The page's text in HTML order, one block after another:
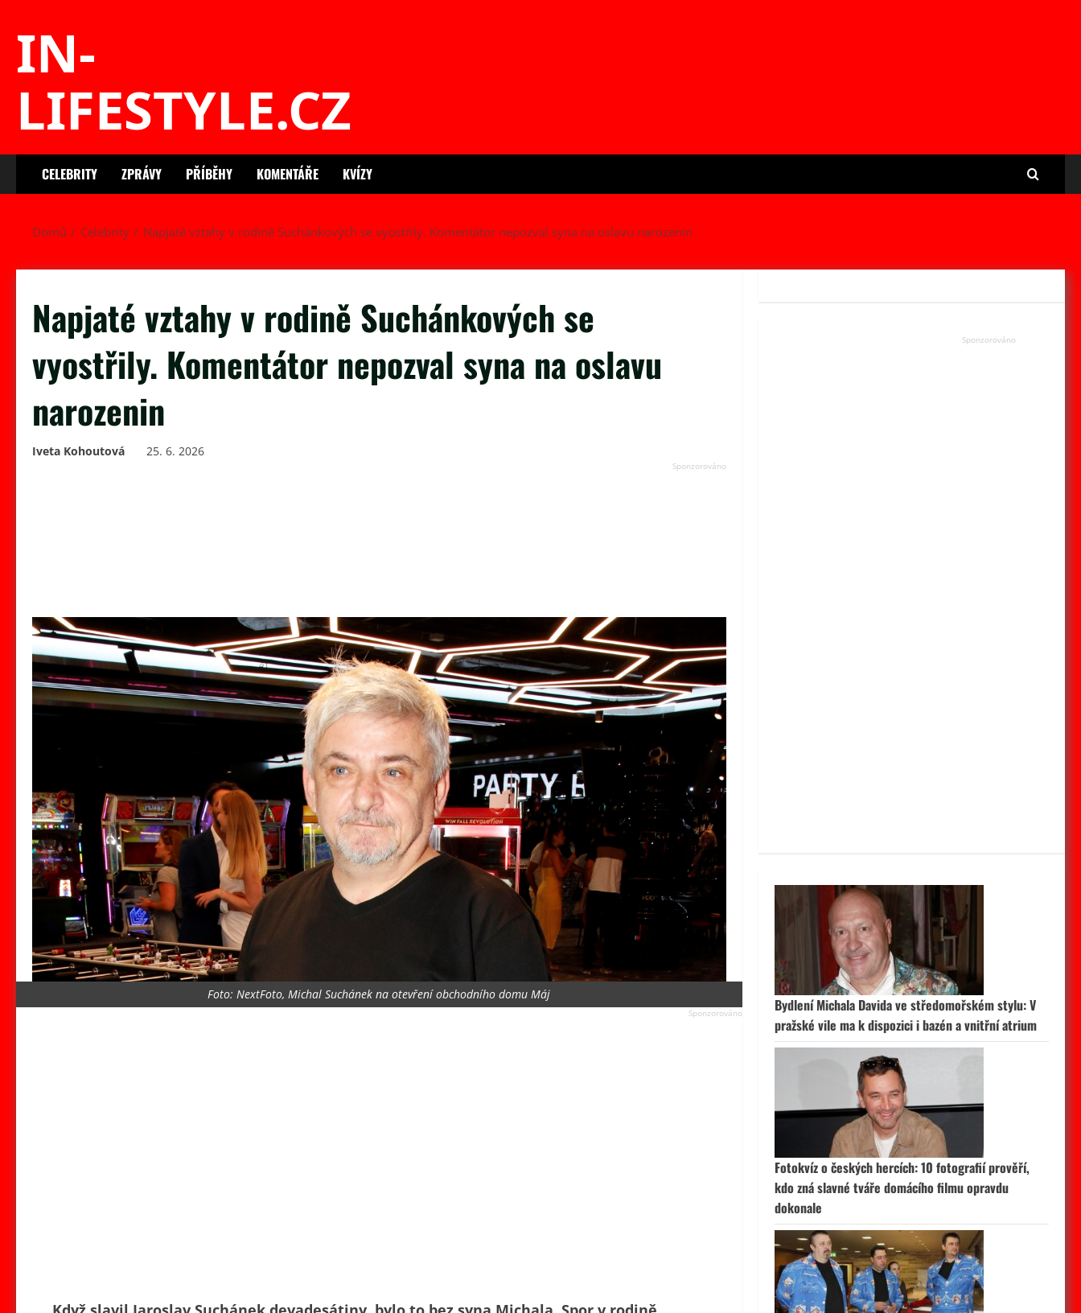
IN-
LIFESTYLE.CZ
CELEBRITY ZPRÁVY PŘÍBĚHY KOMENTÁŘE KVÍZY
Domů Celebrity Napjaté vztahy v rodině Suchánkových se vyostřily. Komentátor nepozval syna na oslavu narozenin
Napjaté vztahy v rodině Suchánkových se
vyostřily. Komentátor nepozval syna na oslavu
narozenin
Iveta Kohoutová 25. 6. 2026
Foto: NextFoto, Michal Suchánek na otevření obchodního domu Máj
Bydlení Michala Davida ve středomořském stylu: V
pražské vile ma k dispozici i bazén a vnitřní atrium
Fotokvíz o českých hercích: 10 fotografií prověří,
kdo zná slavné tváře domácího filmu opravdu
dokonale